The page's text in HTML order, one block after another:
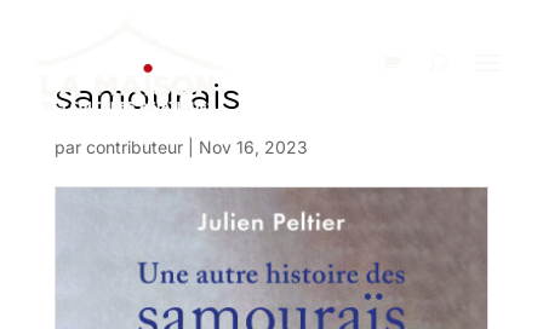
samourais
par contributeur| Nov 16, 2023